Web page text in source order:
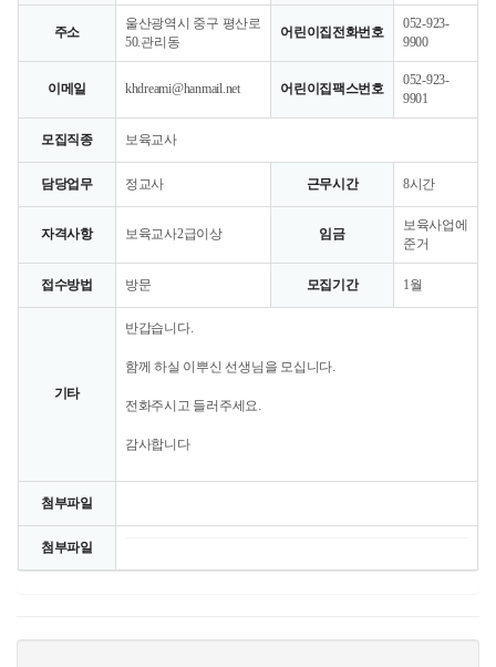
주소
울산광역시 중구 평산로
50.관리동
어린이집전화번호
052-923-
9900
이메일 khdreami@hanmail.net 어린이집팩스번호
052-923-
9901
모집직종 보육교사
담당업무 정교사 근무시간 8시간
자격사항 보육교사2급이상 임금
보육사업에
준거
접수방법 방문 모집기간 1월
기타
반갑습니다.
함께 하실 이뿌신 선생님을 모십니다.
전화주시고 들러주세요.
감사합니다
첨부파일
첨부파일